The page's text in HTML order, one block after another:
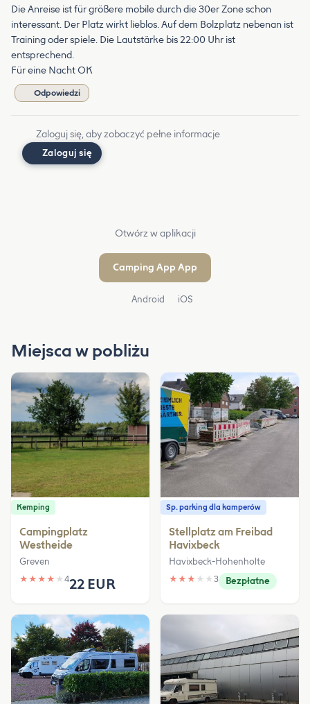
Die Anreise ist für größere mobile durch die 30er Zone schon
interessant. Der Platz wirkt lieblos. Auf dem Bolzplatz nebenan ist
Training oder spiele. Die Lautstärke bis 22:00 Uhr ist
entsprechend.
Für eine Nacht OK
Odpowiedzi
Zaloguj się, aby zobaczyć pełne informacje
Zaloguj się
Otwórz w aplikacji
Camping App App
Android iOS
Miejsca w pobliżu
Kemping
Campingplatz
Westheide
Greven
★ ★ ★ ★ ★ 422 EUR
Sp. parking dla kamperów
Stellplatz am Freibad
Havixbeck
Havixbeck-Hohenholte
★ ★ ★ ★ ★ 3 Bezpłatne